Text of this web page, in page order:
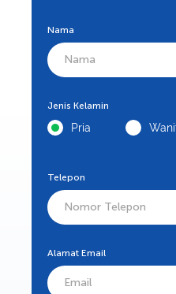
Nama
Jenis Kelamin
Pria
Telepon
Alamat Email